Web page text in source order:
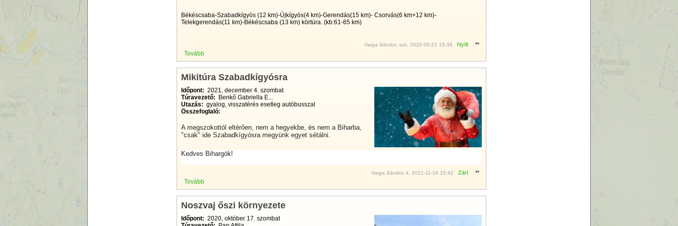
Békéscsaba-Szabadkígyós (12 km)-Újkígyós(4 km)-Gerendás(15 km)- Csorvás(6 km+12 km)-
Telekgerendás(11 km)-Békéscsaba (13 km) körtúra. (kb:61-65 km)
Varga Sándor, szo, 2022-05-21 15:39 Nyílt **
Tovább
Mikitúra Szabadkígyósra
Időpont: 2021, december 4. szombat
Túravezető:
Benkő Gabriella E...
Utazás: gyalog, visszatérés esetleg autóbusszal
Összefoglaló:
A megszokottól eltérően, nem a hegyekbe, és nem a Biharba,
"csak" ide Szabadkígyósra megyünk egyet sétálni.
Kedves Bihargók!
Varga Sándor, k, 2021-11-16 15:42 Zárt **
Tovább
Noszvaj őszi környezete
Időpont: 2020, október 17. szombat